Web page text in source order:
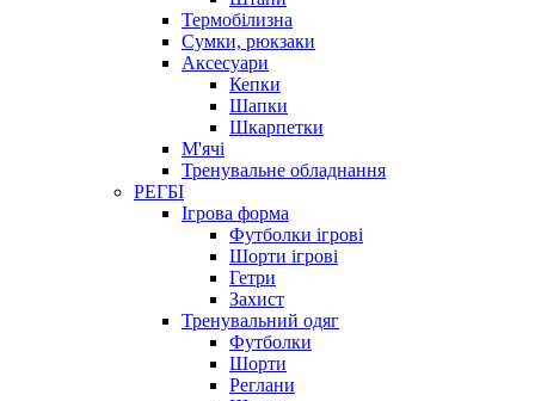
Термобілизна
Сумки, рюкзаки
Аксесуари
Кепки
Шапки
Шкарпетки
М'ячі
Тренувальне обладнання
РЕГБІ
Ігрова форма
Футболки ігрові
Шорти ігрові
Гетри
Захист
Тренувальний одяг
Футболки
Шорти
Реглани